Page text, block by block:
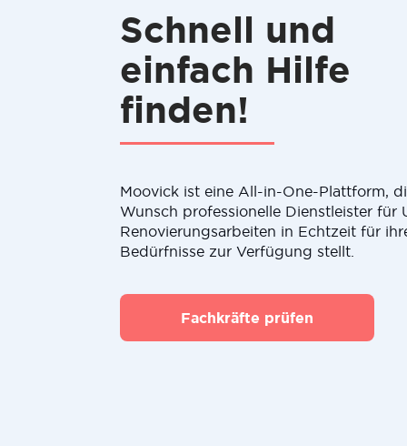
Schnell und
einfach Hilfe
finden!
Moovick ist eine All-in-One-Plattform,
Wunsch professionelle Dienstleister für
Renovierungsarbeiten in Echtzeit für
Bedürfnisse zur Verfügung stellt.
Fachkräfte prüfen